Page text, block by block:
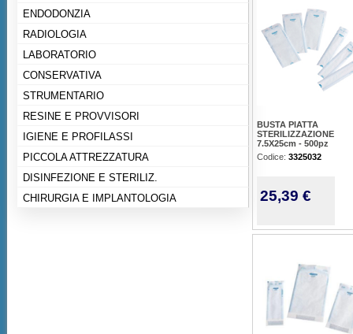
ENDODONZIA
RADIOLOGIA
LABORATORIO
CONSERVATIVA
STRUMENTARIO
RESINE E PROVVISORI
IGIENE E PROFILASSI
PICCOLA ATTREZZATURA
DISINFEZIONE E STERILIZ.
CHIRURGIA E IMPLANTOLOGIA
BUSTA PIATTA
STERILIZZAZIONE
7.5X25cm - 500pz
Codice: 3325032
25,39 €